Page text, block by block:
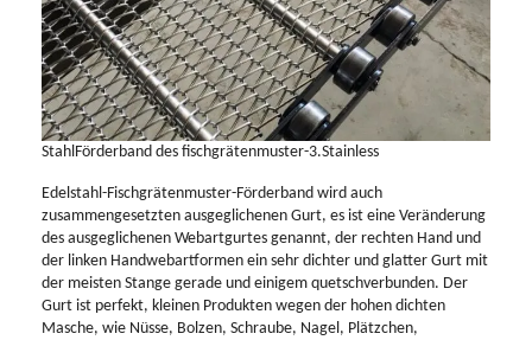
StahlFörderband des fischgrätenmuster-3.Stainless
Edelstahl-Fischgrätenmuster-Förderband wird auch
zusammengesetzten ausgeglichenen Gurt, es ist eine Veränderung
des ausgeglichenen Webartgurtes genannt, der rechten Hand und
der linken Handwebartformen ein sehr dichter und glatter Gurt mit
der meisten Stange gerade und einigem quetschverbunden. Der
Gurt ist perfekt, kleinen Produkten wegen der hohen dichten
Masche, wie Nüsse, Bolzen, Schraube, Nagel, Plätzchen,